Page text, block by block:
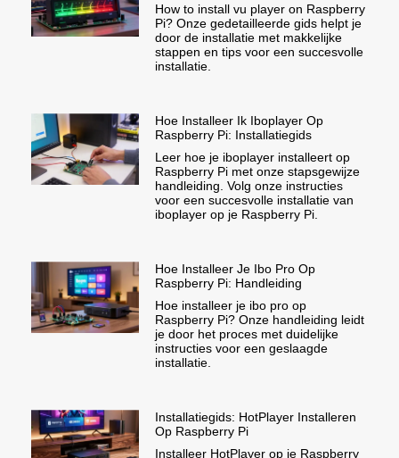
How to install vu player on Raspberry
Pi? Onze gedetailleerde gids helpt je
door de installatie met makkelijke
stappen en tips voor een succesvolle
installatie.
Hoe Installeer Ik Iboplayer Op
Raspberry Pi: Installatiegids
Leer hoe je iboplayer installeert op
Raspberry Pi met onze stapsgewijze
handleiding. Volg onze instructies
voor een succesvolle installatie van
iboplayer op je Raspberry Pi.
Hoe Installeer Je Ibo Pro Op
Raspberry Pi: Handleiding
Hoe installeer je ibo pro op
Raspberry Pi? Onze handleiding leidt
je door het proces met duidelijke
instructies voor een geslaagde
installatie.
Installatiegids: HotPlayer Installeren
Op Raspberry Pi
Installeer HotPlayer op je Raspberry